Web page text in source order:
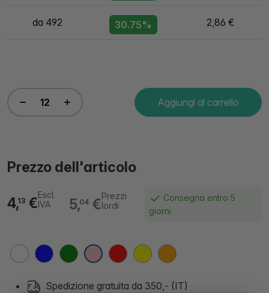
da 492 30.75% 2,86 €
Aggiungi al carrello
Prezzo dell'articolo
5,04€Prezzi
lordi
4,13 €Escl.
IVA
Consegna entro 5
giorni
Spedizione gratuita da 350,- (IT)